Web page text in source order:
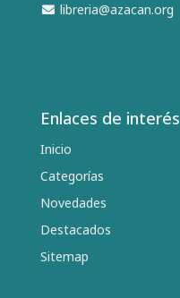
libreria@azacan.org
Enlaces de interés
Inicio
Categorías
Novedades
Destacados
Sitemap